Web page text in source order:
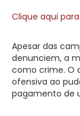
Clique aqui
Apesar das
denunciem, a
como crime. O
ofensiva ao
pagamento de